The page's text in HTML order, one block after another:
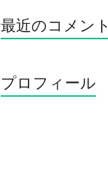
最近のコメント
プロフィール